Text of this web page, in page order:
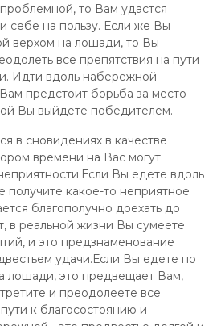
то Вам удастся
себе на пользу. Если же Вы
верхом на лошади, то Вы
все препятствия на пути
Идти вдоль набережной
предстоит борьба за место
Вы выйдете победителем.
в сновидениях в качестве
времени на Вас могут
Вы едете вдоль
получите какое-то неприятное
благополучно доехать до
в реальной жизни Вы сумеете
и это предзнаменование
удачи.Если Вы едете по
лошади, это предвещает Вам,
и преодолеете все
к благосостоянию и